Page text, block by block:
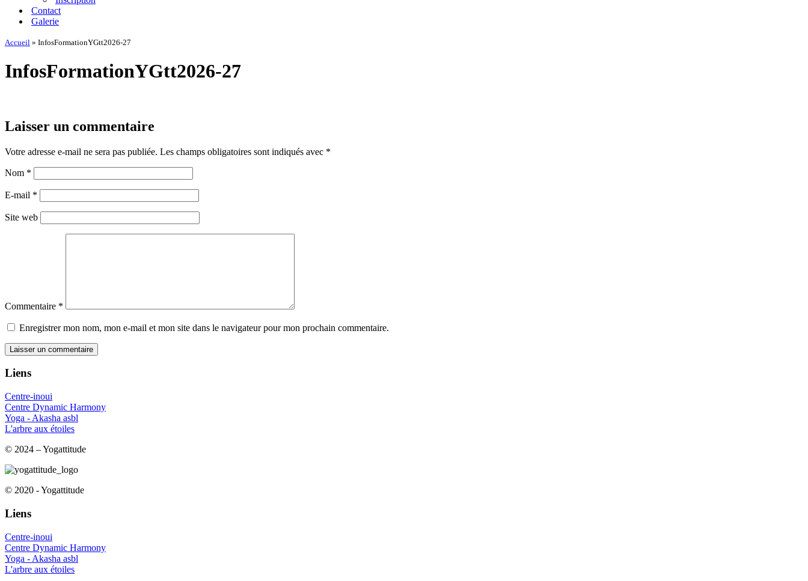
Contact
Galerie
Accueil » InfosFormationYGtt2026-27
InfosFormationYGtt2026-27
Laisser un commentaire
Votre adresse e-mail ne sera pas publiée. Les champs obligatoires sont indiqués avec *
Nom *
E-mail *
Site web
Commentaire *
Enregistrer mon nom, mon e-mail et mon site dans le navigateur pour mon prochain commentaire.
Liens
Centre-inoui
Centre Dynamic Harmony
Yoga - Akasha asbl
L'arbre aux étoiles
© 2024 – Yogattitude
© 2020 - Yogattitude
Liens
Centre-inoui
Centre Dynamic Harmony
Yoga - Akasha asbl
L'arbre aux étoiles